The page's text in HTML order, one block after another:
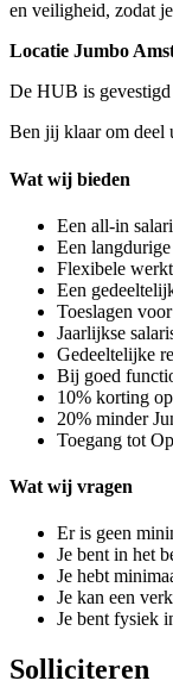
en veiligheid, zodat
Locatie Jumbo
De HUB is
Ben jij klaar om deel
Wat wij bieden
Een all-in
Een
Flexibele
Een
Toeslagen
Jaarlijkse
Gedeeltelijke
Bij goed
10% korting
20% minder
Toegang tot
Wat wij vragen
Er is geen
Je bent in het
Je hebt
Je kan een
Je bent fysiek
Solliciteren